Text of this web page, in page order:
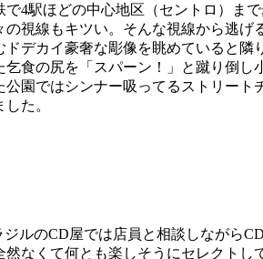
で4駅ほどの中心地区（セントロ）ま
視線もキツい。そんな視線から逃
ドデカイ豪奢な彫像を眺めていると
食の尻を「スパーン！」と蹴り倒し
公園ではシンナー吸ってるストリー
た。
ルのCD屋では店員と相談しながら
然なくて何とも楽しそうにセレクト